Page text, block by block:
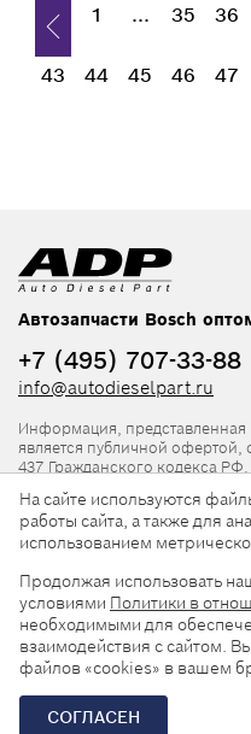
1 ... 35 36
43 44 45 46 47
Автозапчасти Bosch
+7 (495) 707-33-88
info@autodieselpart.ru
Информация,
является публичной
437 Гражданского кодекса РФ.
Нормативная документация
ADP в социальных
© 2026, ООО
Разработка сайта —
На сайте используются
работы сайта, а также для
использованием
Продолжая использовать
условиями Политики в
необходимыми для
взаимодействия с сайтом.
файлов «cookies» в вашем
СОГЛАСЕН